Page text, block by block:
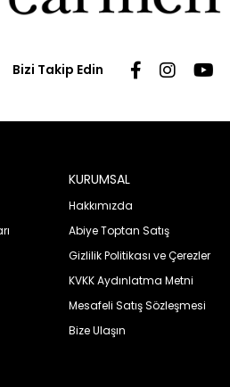
Bizi Takip Edin
KURUMSAL
Hakkımızda
Abiye Toptan Satış
Gizlilik Politikası ve Çerezler
KVKK Aydınlatma Metni
Mesafeli Satış Sözleşmesi
Bize Ulaşın